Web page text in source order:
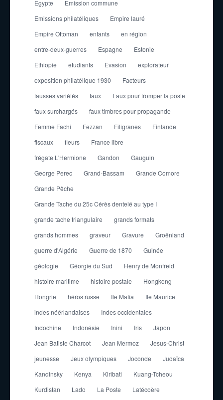
Egypte
Emission commune
Emissions philatéliques
Empire lauré
Empire Ottoman
enfants
en région
entre-deux-guerres
Espagne
Estonie
Ethiopie
etudiants Evasion
explorateur
exposition philatélique 1930
Facteurs
fausses variétés
faux
Faux pour tromper la poste
faux surchargés
faux timbres pour propagande
Femme Fachi
Fezzan Filigranes
Finlande
fiscaux
fleurs
France libre
frégate L'Hermione
Gandon
Gauguin
George Perec
Grand-Bassam
Grande Comore
Grande Pêche
Grande Tache du 25c Cérès dentelé au type I
grande tache triangulaire
grands formats
grands hommes
graveur Gravure
Groënland
guerre d'Algérie
Guerre de 1870
Guinée
géologie
Géorgie du Sud
Henry de Monfreid
histoire maritime
histoire postale
Hongkong
Hongrie
héros russe Ile Mafia
Ile Maurice
indes néérlandaises
Indes occidentales
Indochine
Indonésie Inini Iris
Japon
Jean Batiste Charcot
Jean Mermoz
Jesus-Christ
jeunesse
Jeux olympiques Joconde
Judaïca
Kandinsky
Kenya Kiribati
Kuang-Tcheou
Kurdistan
Lado La Poste
Latécoère